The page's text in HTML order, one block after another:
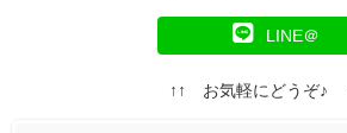
LINE＠
↑↑ お気軽にどうぞ♪